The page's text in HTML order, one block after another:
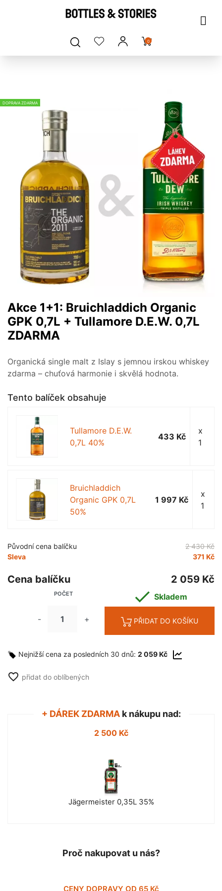
0
DOPRAVA ZDARMA
Akce 1+1: Bruichladdich Organic
GPK 0,7L + Tullamore D.E.W. 0,7L
ZDARMA
Organická single malt z Islay s jemnou irskou whiskey
zdarma – chuťová harmonie i skvělá hodnota.
Tento balíček obsahuje
Tullamore D.E.W.
0,7L 40%
433 Kč
x
1
Bruichladdich
Organic GPK 0,7L
50%
1 997 Kč
x
1
Původní cena balíčku
2 430 Kč
Sleva
371 Kč
Cena balíčku 2 059 Kč
POČET
- +
 Skladem
PŘIDAT DO KOŠÍKU
Nejnižší cena za posledních 30 dnů: 2 059 Kč
favorite_border přidat do oblíbených
+ DÁREK ZDARMAk nákupu nad:
2 500 Kč
Jägermeister 0,35L 35%
Proč nakupovat u nás?
CENY DOPRAVY OD 65 Kč